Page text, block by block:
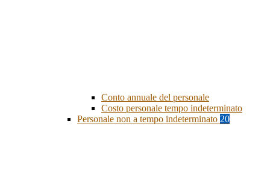
Conto annuale del personale
Costo personale tempo indeterminato
Personale non a tempo indeterminato 20